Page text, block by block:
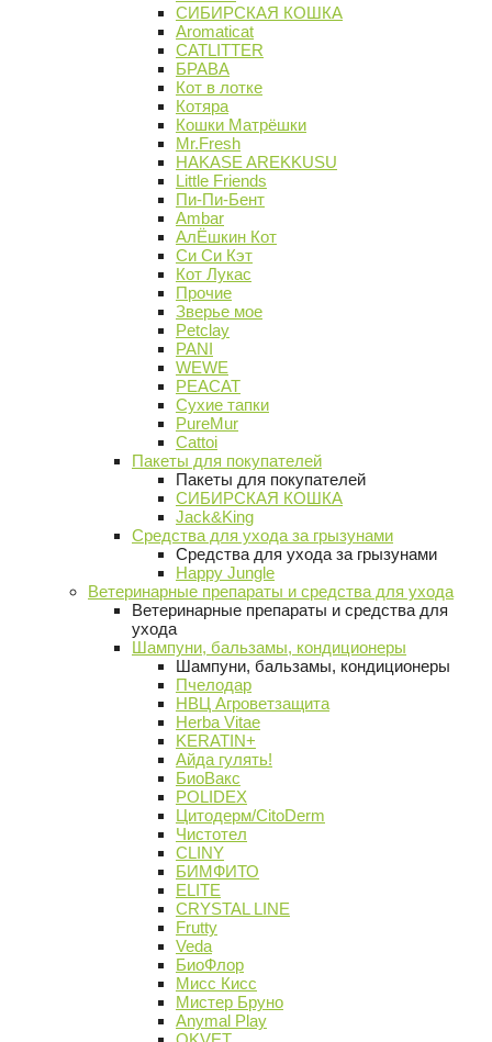
СИБИРСКАЯ КОШКА
Aromaticat
CATLITTER
БРАВА
Кот в лотке
Котяра
Кошки Матрёшки
Mr.Fresh
HAKASE AREKKUSU
Little Friends
Пи-Пи-Бент
Ambar
АлЁшкин Кот
Си Си Кэт
Кот Лукас
Прочие
Зверье мое
Petclay
PANI
WEWE
PEACAT
Сухие тапки
PureMur
Cattoi
Пакеты для покупателей
Пакеты для покупателей
СИБИРСКАЯ КОШКА
Jack&King
Средства для ухода за грызунами
Средства для ухода за грызунами
Happy Jungle
Ветеринарные препараты и средства для ухода
Ветеринарные препараты и средства для
ухода
Шампуни, бальзамы, кондиционеры
Шампуни, бальзамы, кондиционеры
Пчелодар
НВЦ Агроветзащита
Herba Vitae
KERATIN+
Айда гулять!
БиоВакс
POLIDEX
Цитодерм/CitoDerm
Чистотел
CLINY
БИМФИТО
ELITE
CRYSTAL LINE
Frutty
Veda
БиоФлор
Мисс Кисс
Мистер Бруно
Anymal Play